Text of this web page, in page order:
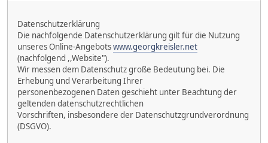
Datenschutzerklärung
Die nachfolgende Datenschutzerklärung gilt für die Nutzung
unseres Online-Angebotswww.georgkreisler.net
(nachfolgend ,,Website").
Wir messen dem Datenschutz große Bedeutung bei. Die
Erhebung und Verarbeitung Ihrer
personenbezogenen Daten geschieht unter Beachtung der
geltenden datenschutzrechtlichen
Vorschriften, insbesondere der Datenschutzgrundverordnung
(DSGVO).